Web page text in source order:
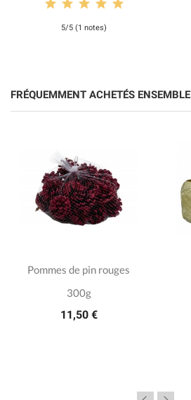
5/5 (1 notes)
FRÉQUEMMENT ACHETÉS ENSEMBLE
Pommes de pin rouges
300g
11,50 €